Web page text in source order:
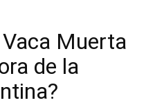
Muerta
de la